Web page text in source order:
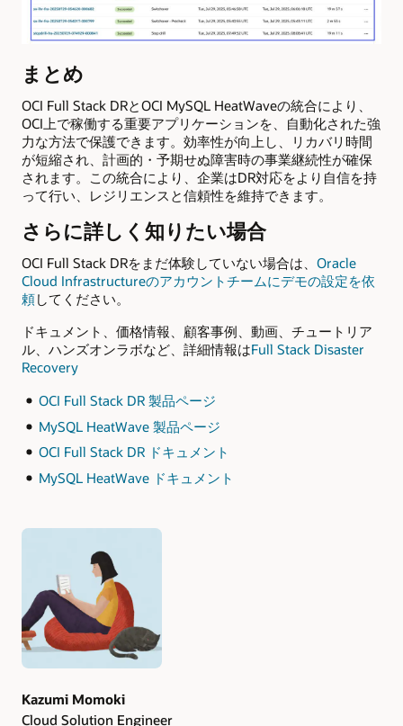
まとめ
OCI Full Stack DRとOCI MySQL HeatWaveの統合により、
OCI上で稼働する重要アプリケーションを、自動化された強
力な方法で保護できます。効率性が向上し、リカバリ時間
が短縮され、計画的・予期せぬ障害時の事業継続性が確保
されます。この統合により、企業はDR対応をより自信を持
って行い、レジリエンスと信頼性を維持できます。
さらに詳しく知りたい場合
OCI Full Stack DRをまだ体験していない場合は、 Oracle
Cloud Infrastructureのアカウントチームにデモの設定を依
頼してください。
ドキュメント、価格情報、顧客事例、動画、チュートリア
ル、ハンズオンラボなど、詳細情報はFull Stack Disaster
Recovery
OCI Full Stack DR 製品ページ
MySQL HeatWave 製品ページ
OCI Full Stack DR ドキュメント
MySQL HeatWave ドキュメント
Kazumi Momoki
Cloud Solution Engineer